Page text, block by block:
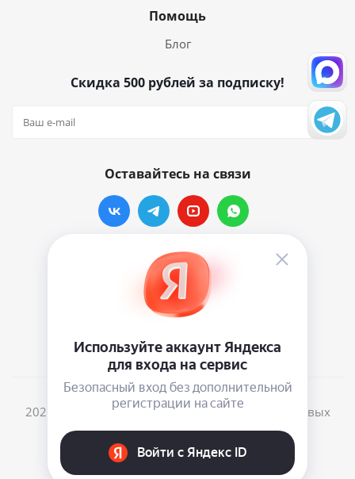
Помощь
Блог
Скидка 500 рублей за подписку!
Оставайтесь на связи
Наши контакты
info@vinylmarkt.ru
2026 © Винилмаркт - интернет-магазин виниловых
пластинок